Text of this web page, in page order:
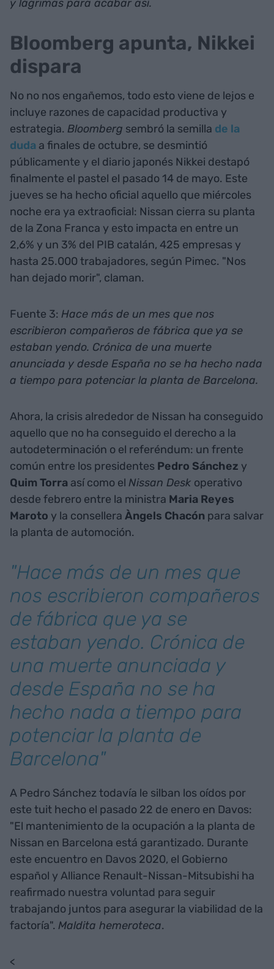
y lágrimas para acabar así.
Bloomberg apunta, Nikkei
dispara
No no nos engañemos, todo esto viene de lejos e
incluye razones de capacidad productiva y
estrategia. Bloomberg sembró la semilla de la
duda a finales de octubre, se desmintió
públicamente y el diario japonés Nikkei destapó
finalmente el pastel el pasado 14 de mayo. Este
jueves se ha hecho oficial aquello que miércoles
noche era ya extraoficial: Nissan cierra su planta
de la Zona Franca y esto impacta en entre un
2,6% y un 3% del PIB catalán, 425 empresas y
hasta 25.000 trabajadores, según Pimec. "Nos
han dejado morir", claman.
Fuente 3: Hace más de un mes que nos
escribieron compañeros de fábrica que ya se
estaban yendo. Crónica de una muerte
anunciada y desde España no se ha hecho nada
a tiempo para potenciar la planta de Barcelona.
Ahora, la crisis alrededor de Nissan ha conseguido
aquello que no ha conseguido el derecho a la
autodeterminación o el referéndum: un frente
común entre los presidentes Pedro Sánchez y
Quim Torra así como el Nissan Desk operativo
desde febrero entre la ministra Maria Reyes
Maroto y la consellera Àngels Chacón para salvar
la planta de automoción.
"Hace más de un mes que
nos escribieron compañeros
de fábrica que ya se
estaban yendo. Crónica de
una muerte anunciada y
desde España no se ha
hecho nada a tiempo para
potenciar la planta de
Barcelona"
A Pedro Sánchez todavía le silban los oídos por
este tuit hecho el pasado 22 de enero en Davos:
"El mantenimiento de la ocupación a la planta de
Nissan en Barcelona está garantizado. Durante
este encuentro en Davos 2020, el Gobierno
español y Alliance Renault-Nissan-Mitsubishi ha
reafirmado nuestra voluntad para seguir
trabajando juntos para asegurar la viabilidad de la
factoría". Maldita hemeroteca.
<